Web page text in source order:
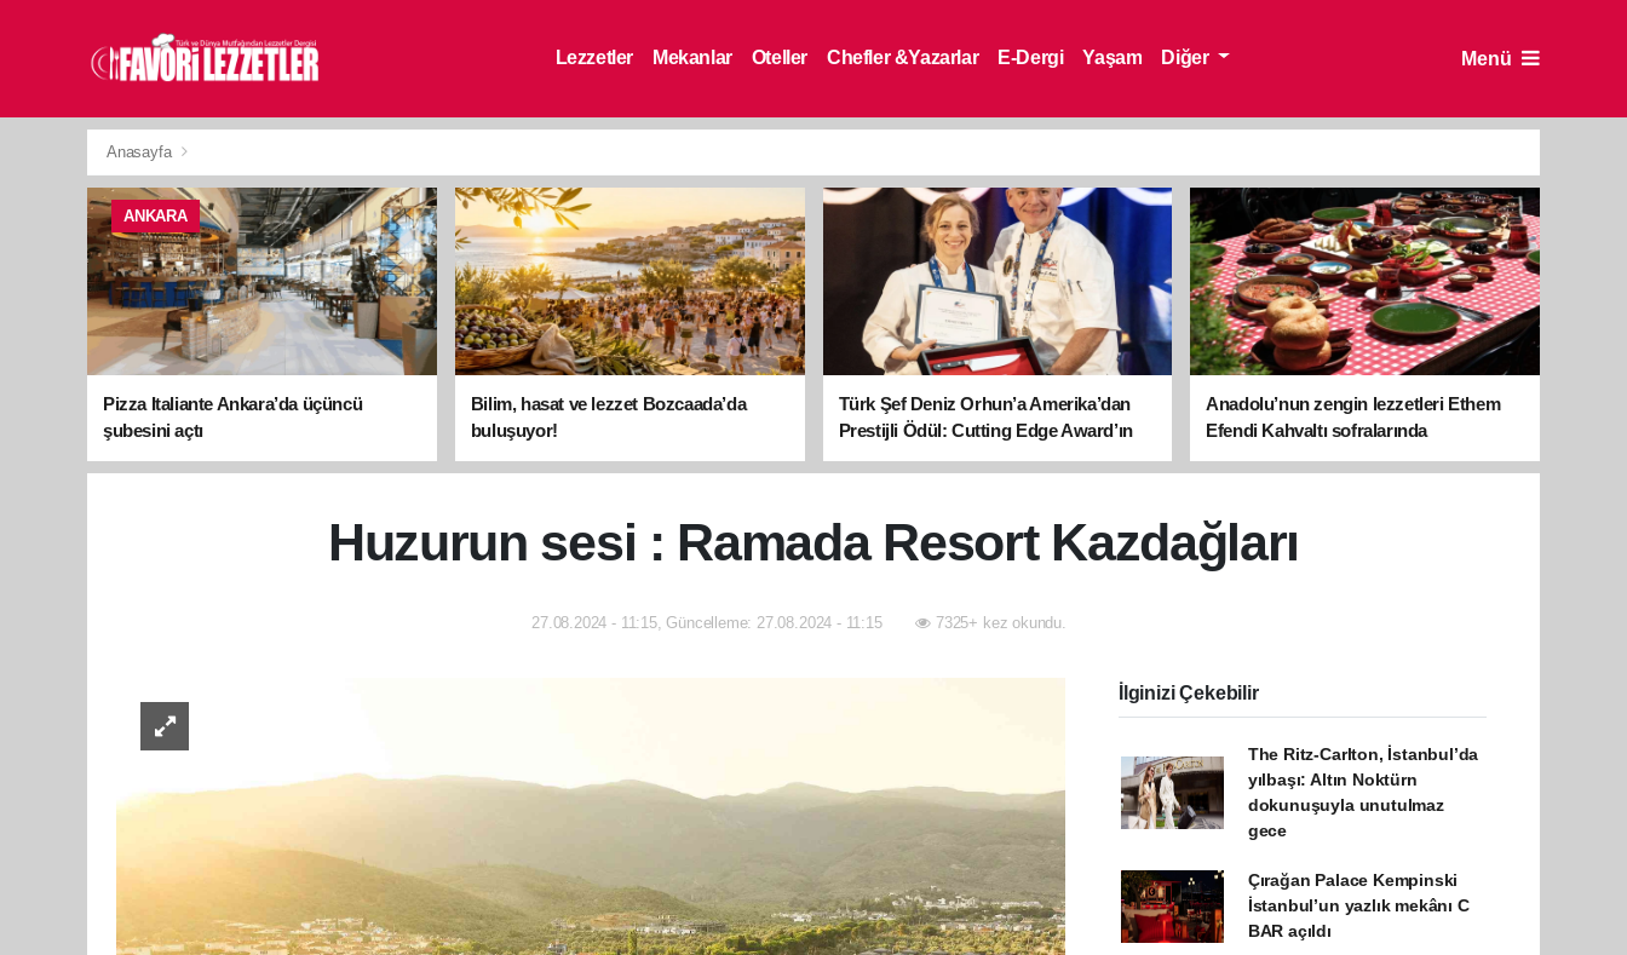
Lezzetler Mekanlar Oteller Chefler &Yazarlar E-Dergi Yaşam Diğer Menü
Anasayfa
ANKARA
Pizza Italiante Ankara’da üçüncü
şubesini açtı
Bilim, hasat ve lezzet Bozcaada’da
buluşuyor!
Türk Şef Deniz Orhun’a Amerika’dan
Prestijli Ödül: Cutting Edge Award’ın
sahibi oldu
Anadolu’nun zengin lezzetleri Ethem
Efendi Kahvaltı sofralarında
Huzurun sesi : Ramada Resort Kazdağları
27.08.2024 - 11:15, Güncelleme: 27.08.2024 - 11:15 7325+ kez okundu.
İlginizi Çekebilir
The Ritz-Carlton, İstanbul’da
yılbaşı: Altın Noktürn
dokunuşuyla unutulmaz
gece
Çırağan Palace Kempinski
İstanbul’un yazlık mekânı C
BAR açıldı